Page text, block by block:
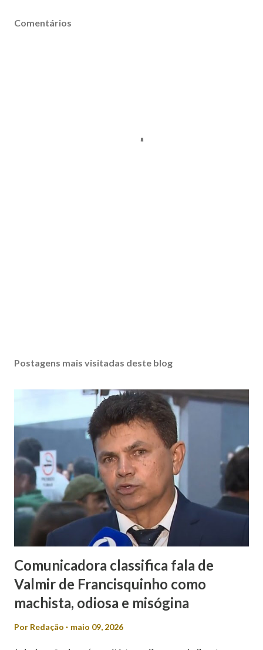
Comentários
Postagens mais visitadas deste blog
Comunicadora classifica fala de
Valmir de Francisquinho como
machista, odiosa e misógina
Por Redação maio 09, 2026